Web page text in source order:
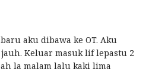
aku dibawa ke OT. Aku
Keluar masuk lif lepastu 2
la malam lalu kaki lima